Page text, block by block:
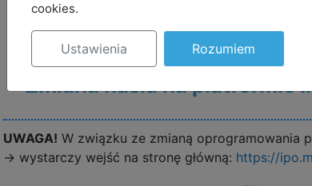
Zmiana hasła na platformie
UWAGA! W związku ze zmianą oprogramowania
-> wystarczy wejść na stronę główną: https://
cookies.
Ustawienia Rozumiem